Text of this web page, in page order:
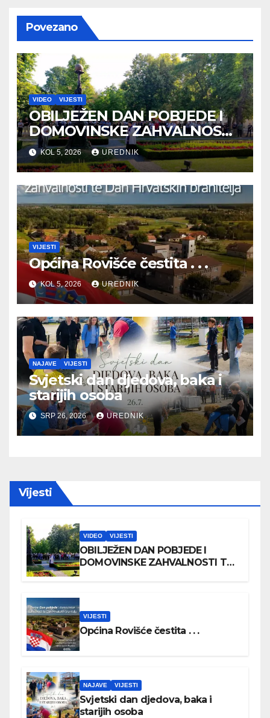
Povezano
VIDEO VIJESTI
OBILJEŽEN DAN POBJEDE I
DOMOVINSKE ZAHVALNOSTI
TE DAN HRVATSKIH
BRANITELJA
KOL 5, 2026 UREDNIK
VIJESTI
Općina Rovišće čestita . . .
KOL 5, 2026 UREDNIK
NAJAVE VIJESTI
Svjetski dan djedova, baka i
starijih osoba
SRP 26, 2026 UREDNIK
Vijesti
VIDEO VIJESTI
OBILJEŽEN DAN POBJEDE I
DOMOVINSKE ZAHVALNOSTI TE
VIJESTI
Općina Rovišće čestita . . .
NAJAVE VIJESTI
Svjetski dan djedova, baka i
starijih osoba